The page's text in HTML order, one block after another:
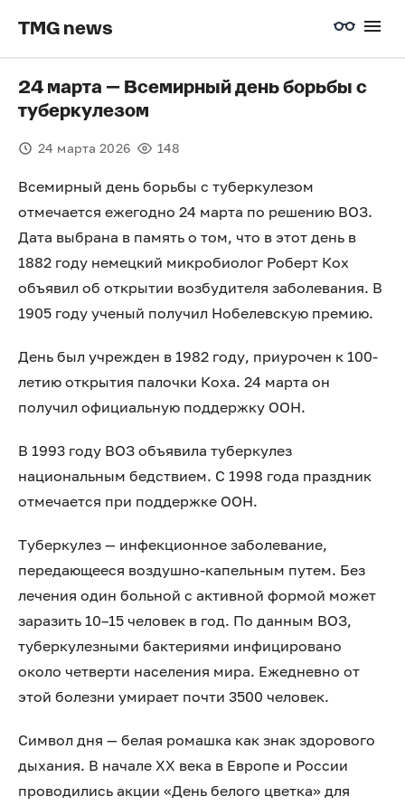
TMG news
24 марта — Всемирный день борьбы с
туберкулезом
24 марта 2026 148
Всемирный день борьбы с туберкулезом
отмечается ежегодно 24 марта по решению ВОЗ.
Дата выбрана в память о том, что в этот день в
1882 году немецкий микробиолог Роберт Кох
объявил об открытии возбудителя заболевания. В
1905 году ученый получил Нобелевскую премию.
День был учрежден в 1982 году, приурочен к 100-
летию открытия палочки Коха. 24 марта он
получил официальную поддержку ООН.
В 1993 году ВОЗ объявила туберкулез
национальным бедствием. С 1998 года праздник
отмечается при поддержке ООН.
Туберкулез — инфекционное заболевание,
передающееся воздушно-капельным путем. Без
лечения один больной с активной формой может
заразить 10–15 человек в год. По данным ВОЗ,
туберкулезными бактериями инфицировано
около четверти населения мира. Ежедневно от
этой болезни умирает почти 3500 человек.
Символ дня — белая ромашка как знак здорового
дыхания. В начале XX века в Европе и России
проводились акции «День белого цветка» для